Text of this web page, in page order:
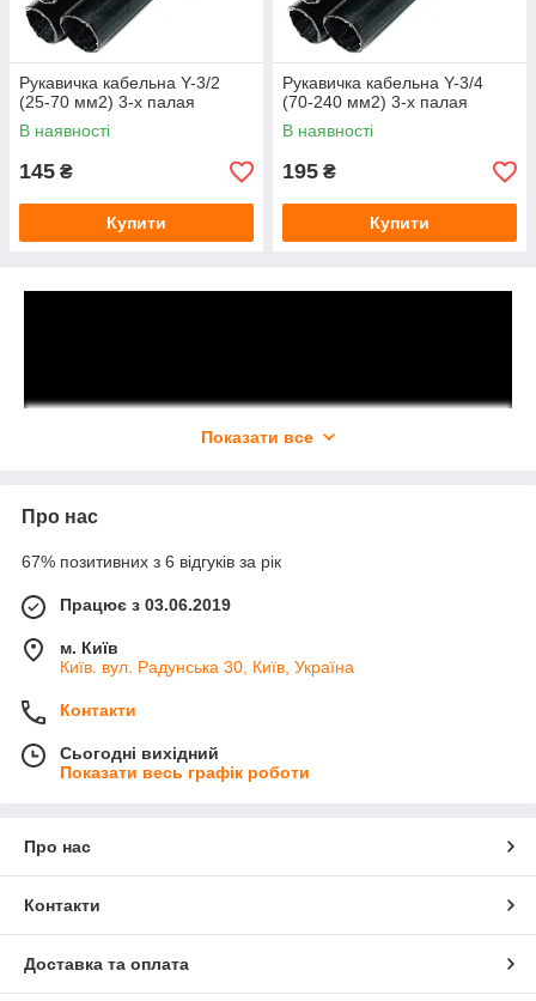
Рукавичка кабельна Y-3/2
(25-70 мм2) 3-х палая
В наявності
145 ₴
Купити
Рукавичка кабельна Y-3/4
(70-240 мм2) 3-х палая
В наявності
195 ₴
Купити
Показати все
Про нас
67% позитивних з 6 відгуків за рік
Працює з 03.06.2019
м. Київ
Київ. вул. Радунська 30, Київ, Україна
Контакти
Сьогодні вихідний
Показати весь графік роботи
Про нас
Контакти
Доставка та оплата